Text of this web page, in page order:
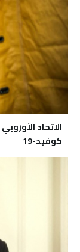
الاتحاد
كوفيد-19